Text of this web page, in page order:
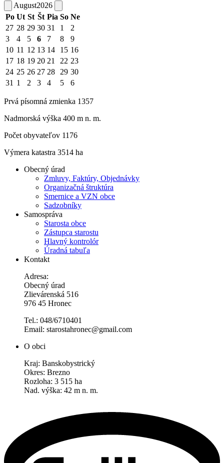
August2026
Po Ut St Št Pia So Ne
27 28 29 30 31 1
2
3
4 5 6 7 8
9
10 11 12 13 14 15 16
17 18 19 20 21 22 23
24 25 26 27 28 29 30
31 1 2 3 4 5 6
Prvá písomná zmienka 1357
Nadmorská výška 400 m n. m.
Počet obyvateľov 1176
Výmera katastra 3514 ha
Obecný úrad
Zmluvy, Faktúry, Objednávky
Organizačná štruktúra
Smernice a VZN obce
Sadzobníky
Samospráva
Starosta obce
Zástupca starostu
Hlavný kontrolór
Úradná tabuľa
Kontakt
Adresa:
Obecný úrad
Zlievárenská 516
976 45 Hronec
Tel.: 048/6710401
Email: starostahronec@gmail.com
O obci
Kraj: Banskobystrický
Okres: Brezno
Rozloha: 3 515 ha
Nad. výška: 42 m n. m.